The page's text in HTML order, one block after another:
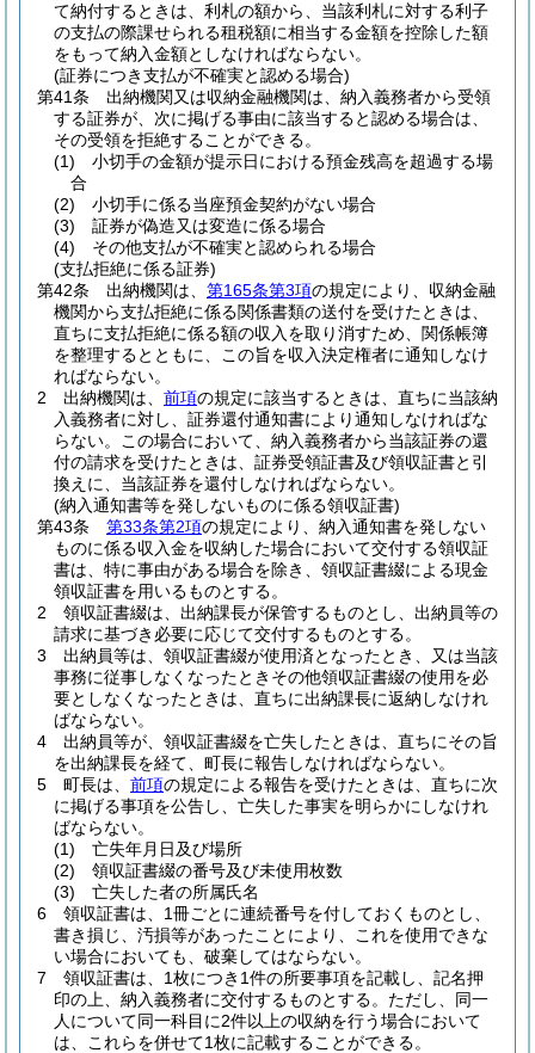
て納付するときは、利札の額から、当該利札に対する利子
の支払の際課せられる租税額に相当する金額を控除した額
をもって納入金額としなければならない。
(証券につき支払が不確実と認める場合)
第41条
出納機関又は収納金融機関は、納入義務者から受領
する証券が、次に掲げる事由に該当すると認める場合は、
その受領を拒絶することができる。
(1)
小切手の金額が提示日における預金残高を超過する場
合
(2)
小切手に係る当座預金契約がない場合
(3)
証券が偽造又は変造に係る場合
(4)
その他支払が不確実と認められる場合
(支払拒絶に係る証券)
第42条
出納機関は、 第165条第3項の規定により、収納金融
機関から支払拒絶に係る関係書類の送付を受けたときは、
直ちに支払拒絶に係る額の収入を取り消すため、関係帳簿
を整理するとともに、この旨を収入決定権者に通知しなけ
ればならない。
2
出納機関は、 前項の規定に該当するときは、直ちに当該納
入義務者に対し、証券還付通知書により通知しなければな
らない。
この場合において、納入義務者から当該証券の還
付の請求を受けたときは、証券受領証書及び領収証書と引
換えに、当該証券を還付しなければならない。
(納入通知書等を発しないものに係る領収証書)
第43条
第33条第2項の規定により、納入通知書を発しない
ものに係る収入金を収納した場合において交付する領収証
書は、特に事由がある場合を除き、領収証書綴による現金
領収証書を用いるものとする。
2
領収証書綴は、出納課長が保管するものとし、出納員等の
請求に基づき必要に応じて交付するものとする。
3
出納員等は、領収証書綴が使用済となったとき、又は当該
事務に従事しなくなったときその他領収証書綴の使用を必
要としなくなったときは、直ちに出納課長に返納しなけれ
ばならない。
4
出納員等が、領収証書綴を亡失したときは、直ちにその旨
を出納課長を経て、町長に報告しなければならない。
5
町長は、 前項の規定による報告を受けたときは、直ちに次
に掲げる事項を公告し、亡失した事実を明らかにしなけれ
ばならない。
(1)
亡失年月日及び場所
(2)
領収証書綴の番号及び未使用枚数
(3)
亡失した者の所属氏名
6
領収証書は、1冊ごとに連続番号を付しておくものとし、
書き損じ、汚損等があったことにより、これを使用できな
い場合においても、破棄してはならない。
7
領収証書は、1枚につき1件の所要事項を記載し、記名押
印の上、納入義務者に交付するものとする。 ただし、同一
人について同一科目に2件以上の収納を行う場合において
は、これらを併せて1枚に記載することができる。